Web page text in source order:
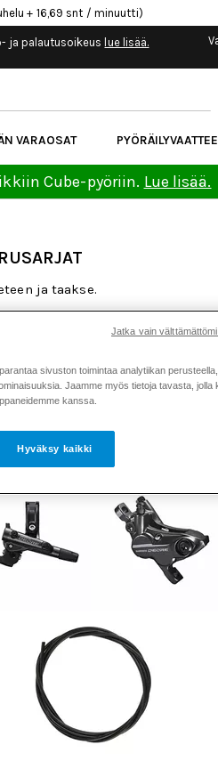
+ 16,69 snt / minuutti)
ja palautusoikeus lue lisää.
VARAOSAT
Cube-pyöriin. Lue lisää.
ja taakse.
Jarrulevyt Jarrupalat
sivuston toimintaa analytiikan perusteella,
Jaamme myös tietoja tavasta, jolla
kanssa.
Hyväksy kaikki
Jatka vain